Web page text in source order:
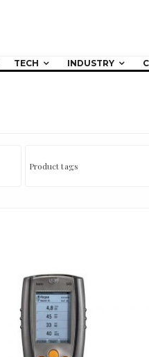
TECH INDUSTRY